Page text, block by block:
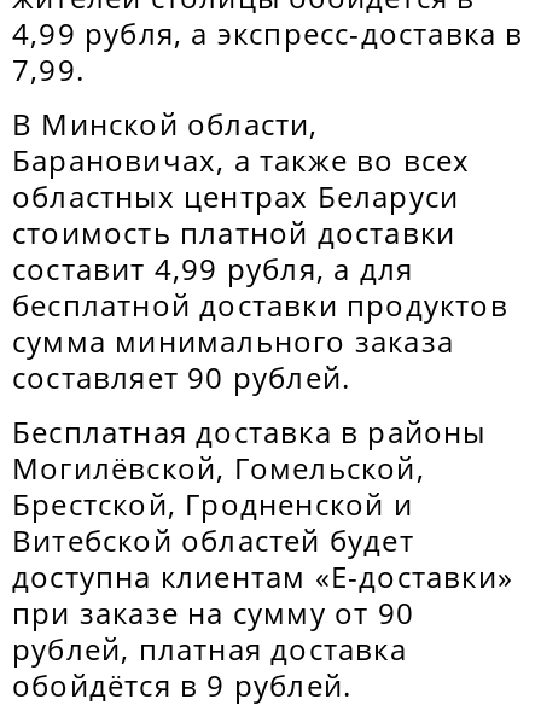
4,99 рубля, а экспресс-доставка в
7,99.
В Минской области,
Барановичах, а также во всех
областных центрах Беларуси
стоимость платной доставки
составит 4,99 рубля, а для
бесплатной доставки продуктов
сумма минимального заказа
составляет 90 рублей.
Бесплатная доставка в районы
Могилёвской, Гомельской,
Брестской, Гродненской и
Витебской областей будет
доступна клиентам «Е-доставки»
при заказе на сумму от 90
рублей, платная доставка
обойдётся в 9 рублей.